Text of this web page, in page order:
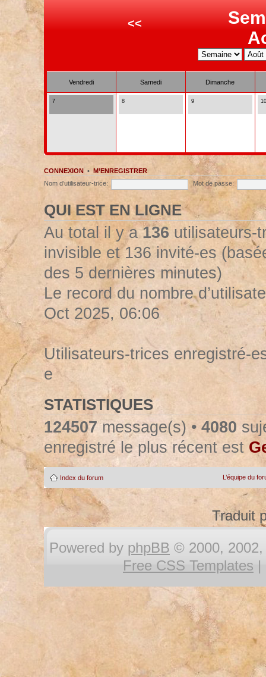
<<
Vendredi Samedi Dimanche
7 8 9 10
CONNEXION• M’ENREGISTRER
Nom d’utilisateur-trice:
Mot de passe:
QUI EST EN LIGNE
Au total il y a136 utilisateurs-
invisible et 136 invité-es
des 5 dernières minutes)
Le record du nombre
Oct 2025, 06:06
Utilisateurs-trices enregistré-
e
STATISTIQUES
124507message(s) • 4080
enregistré le plus récent est
Index du forum L’équipe du
Traduit
Powered by phpBB © 2000, 2002,
Free CSS Templates |